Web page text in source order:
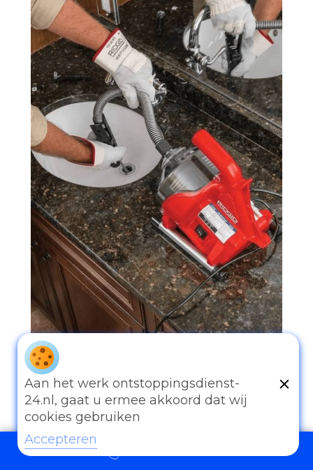
097006521500
Andere diensten
Aan het werk ontstoppingsdienst-
24.nl, gaat u ermee akkoord dat wij
cookies gebruiken
Accepteren